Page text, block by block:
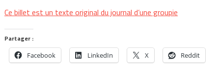
Ce billet est un texte original du journal d’une groupie
Partager :
Facebook LinkedIn X Reddit